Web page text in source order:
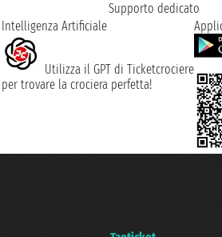
Supporto dedicato
Intelligenza Artificiale
Utilizza il GPT di Ticketcrociere
per trovare la crociera perfetta!